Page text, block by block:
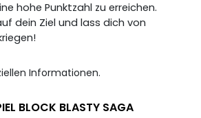
hohe Punktzahl zu erreichen.
dein Ziel und lass dich von
Informationen.
BLOCK BLASTY SAGA